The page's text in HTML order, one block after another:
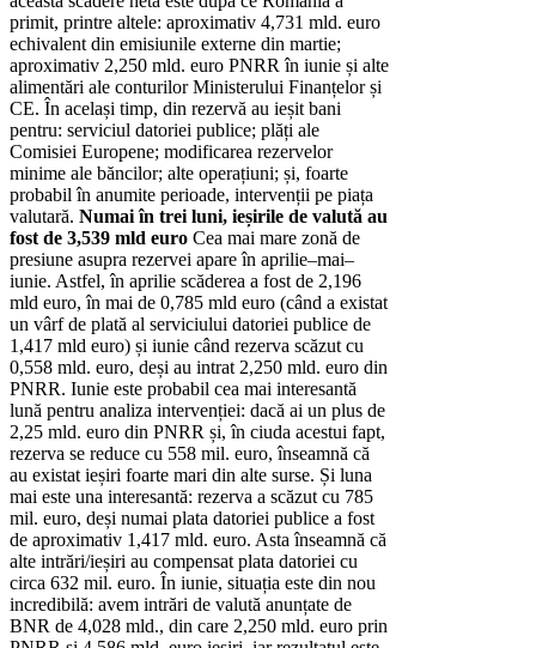
primit, printre altele: aproximativ 4,731 mld. euro
echivalent din emisiunile externe din martie;
aproximativ 2,250 mld. euro PNRR în iunie și alte
alimentări ale conturilor Ministerului Finanțelor și
CE. În același timp, din rezervă au ieșit bani
pentru: serviciul datoriei publice; plăți ale
Comisiei Europene; modificarea rezervelor
minime ale băncilor; alte operațiuni; și, foarte
probabil în anumite perioade, intervenții pe piața
valutară. Numai în trei luni, ieșirile de valută au
fost de 3,539 mld euro Cea mai mare zonă de
presiune asupra rezervei apare în aprilie–mai–
iunie. Astfel, în aprilie scăderea a fost de 2,196
mld euro, în mai de 0,785 mld euro (când a existat
un vârf de plată al serviciului datoriei publice de
1,417 mld euro) și iunie când rezerva scăzut cu
0,558 mld. euro, deși au intrat 2,250 mld. euro din
PNRR. Iunie este probabil cea mai interesantă
lună pentru analiza intervenției: dacă ai un plus de
2,25 mld. euro din PNRR și, în ciuda acestui fapt,
rezerva se reduce cu 558 mil. euro, înseamnă că
au existat ieșiri foarte mari din alte surse. Și luna
mai este una interesantă: rezerva a scăzut cu 785
mil. euro, deși numai plata datoriei publice a fost
de aproximativ 1,417 mld. euro. Asta înseamnă că
alte intrări/ieșiri au compensat plata datoriei cu
circa 632 mil. euro. În iunie, situația este din nou
incredibilă: avem intrări de valută anunțate de
BNR de 4,028 mld., din care 2,250 mld. euro prin